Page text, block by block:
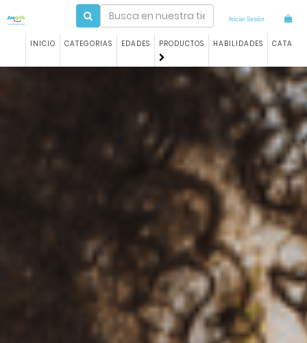
Iniciar Sesión
INICIO CATEGORIAS EDADES PRODUCTOS HABILIDADES